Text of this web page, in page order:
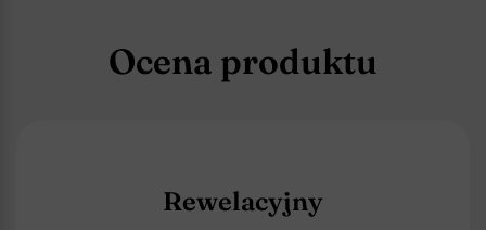
Ocena produktu
Rewelacyjny